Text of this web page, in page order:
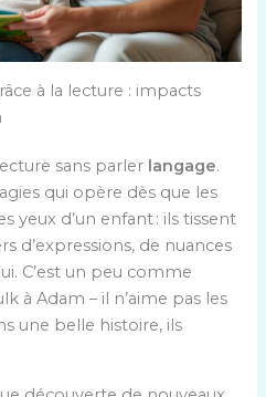
à la lecture : impacts
sans parler langage.
qui opère dès que les
yeux d’un enfant : ils tissent
d’expressions, de nuances
C’est un peu comme
à Adam – il n’aime pas les
une belle histoire, ils